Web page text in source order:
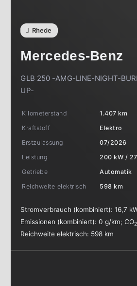
Rhede
Mercedes-Benz
GLB 250 -AMG-LINE-NIGHT-
UP-
Kilometerstand
1.407 km
Kraftstoff
Elektro
Erstzulassung
07/2026
Leistung
200 kW /
Getriebe
Automatik
Reichweite elektrisch
598 km
Stromverbrauch (kombiniert):16,7
Emissionen (kombiniert):0 g/km;CO2
Reichweite elektrisch: 598 km